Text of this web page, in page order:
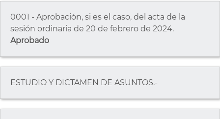
0001 - Aprobación, si es el caso, del acta de la
sesión ordinaria de 20 de febrero de 2024.
Aprobado
ESTUDIO Y DICTAMEN DE ASUNTOS.-